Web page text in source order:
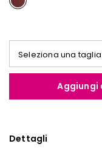
Seleziona una
Aggiungi
Dettagli